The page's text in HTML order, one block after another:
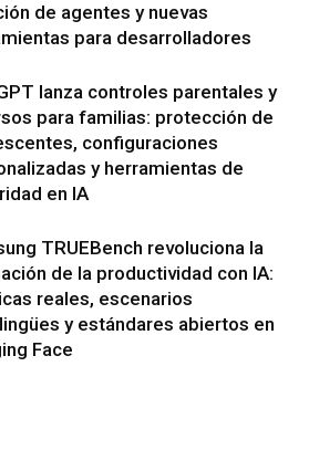
de agentes y nuevas
para desarrolladores
lanza controles parentales y
para familias: protección de
configuraciones
y herramientas de
en IA
TRUEBench revoluciona la
de la productividad con IA:
reales, escenarios
y estándares abiertos en
Face